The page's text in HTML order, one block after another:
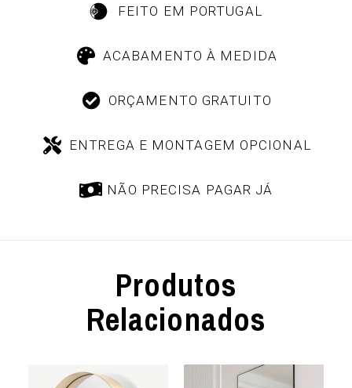
FEITO EM PORTUGAL
ACABAMENTO À MEDIDA
ORÇAMENTO GRATUITO
ENTREGA E MONTAGEM OPCIONAL
NÃO PRECISA PAGAR JÁ
Produtos
Relacionados